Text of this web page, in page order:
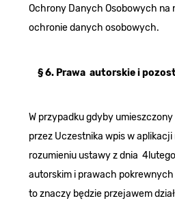
Ochrony Danych Osobowych na
ochronie danych osobowych.
§ 6. Prawa autorskie i
W przypadku gdyby
przez Uczestnika wpis w
rozumieniu ustawy z dnia
autorskim i prawach pokrewnych
to znaczy będzie przejawem